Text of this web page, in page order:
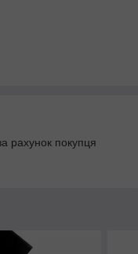
рахунок покупця